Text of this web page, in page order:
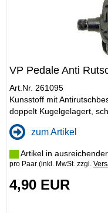
VP Pedale Anti
Art.Nr. 261095
Kunsstoff mit
doppelt Kugelgelagert,
zum Artikel
Artikel in
pro Paar (inkl. MwSt. zzgl.
4,90 EUR